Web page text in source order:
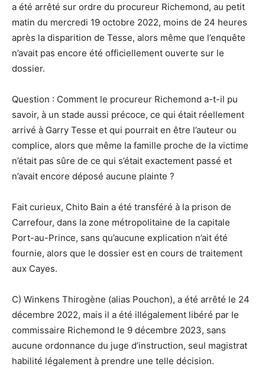
a été arrêté sur ordre du procureur Richemond, au petit
matin du mercredi 19 octobre 2022, moins de 24 heures
après la disparition de Tesse, alors même que l’enquête
n’avait pas encore été officiellement ouverte sur le
dossier.
Question : Comment le procureur Richemond a-t-il pu
savoir, à un stade aussi précoce, ce qui était réellement
arrivé à Garry Tesse et qui pourrait en être l’auteur ou
complice, alors que même la famille proche de la victime
n’était pas sûre de ce qui s’était exactement passé et
n’avait encore déposé aucune plainte ?
Fait curieux, Chito Bain a été transféré à la prison de
Carrefour, dans la zone métropolitaine de la capitale
Port-au-Prince, sans qu’aucune explication n’ait été
fournie, alors que le dossier est en cours de traitement
aux Cayes.
C) Winkens Thirogène (alias Pouchon), a été arrêté le 24
décembre 2022, mais il a été illégalement libéré par le
commissaire Richemond le 9 décembre 2023, sans
aucune ordonnance du juge d’instruction, seul magistrat
habilité légalement à prendre une telle décision.